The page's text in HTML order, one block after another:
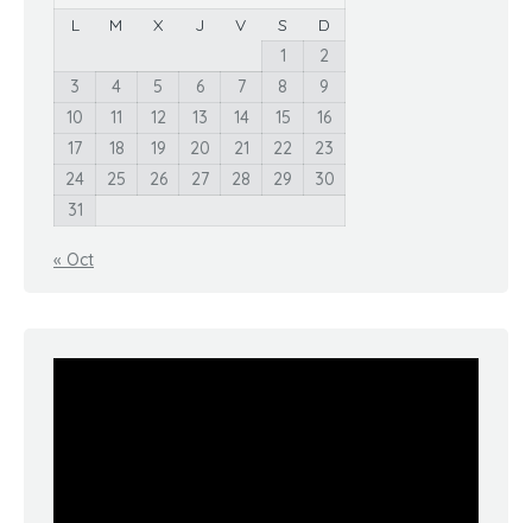
L
M X J V S
D
1
2
3
4 5 6 7 8
9
10
11 12 13 14 15
16
17
18 19 20 21 22
23
24
25 26 27 28 29
30
31
« Oct